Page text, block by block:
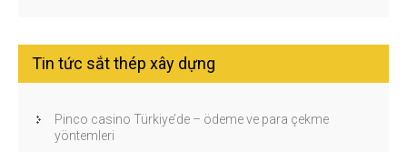
Tin tức sắt thép xây dựng
Pinco casino Türkiye’de – ödeme ve para çekme
yöntemleri